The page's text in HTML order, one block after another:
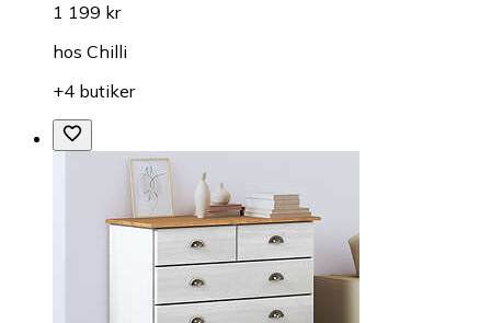
1 199 kr
hos Chilli
+4 butiker